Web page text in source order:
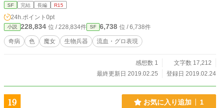
SF 完結 長編 R15
24h.ポイント 0pt
小説 228,834 位 / 228,834件 SF 6,738 位 / 6,738件
奇病 色 魔女 生物兵器 流血・グロ表現
感想数 1
文字数 17,212
最終更新日 2019.02.25
登録日 2019.02.24
19 お気に入り追加 1